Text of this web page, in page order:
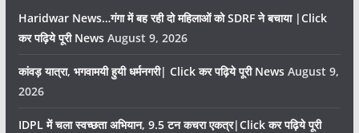
Haridwar News…गंगा में बह रही दो महिलाओं को SDRF ने बचाया |Click
कर पढ़िये पूरी News August 9, 2026
कांवड़ यात्रा, भगवामयी हुयी धर्मनगरी| Click कर पढ़िये पूरी News August 9,
2026
IDPL में चला स्वच्छता अभियान, 9.5 टन कचरा एकत्र|Click कर पढ़िये पूरी